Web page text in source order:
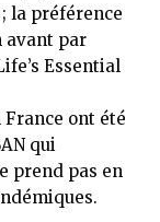
la préférence
avant par
Essential
ont été
qui
prend pas en